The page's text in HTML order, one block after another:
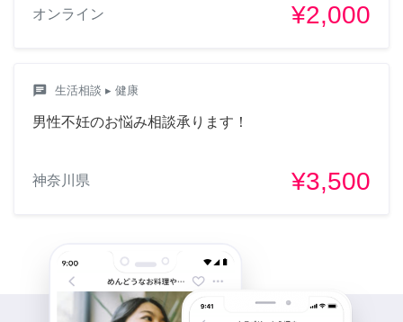
オンライン ¥2,000
chat 生活相談 ▸ 健康
男性不妊のお悩み相談承ります！
神奈川県 ¥3,500